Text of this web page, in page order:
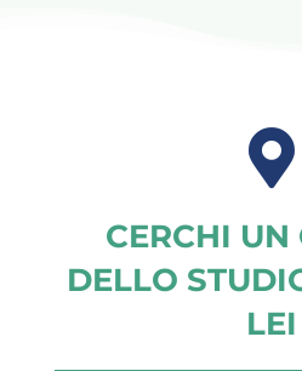

CERCHI UN
DELLO
LEI